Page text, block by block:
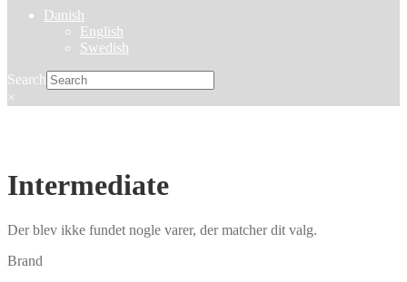
Danish
English
Swedish
Search
×
Intermediate
Der blev ikke fundet nogle varer, der matcher dit valg.
Brand